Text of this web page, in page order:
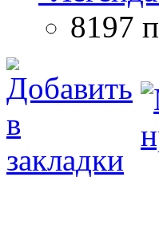
8197